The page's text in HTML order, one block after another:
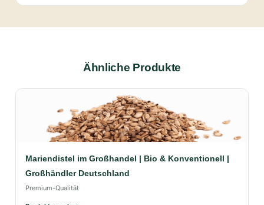
Ähnliche Produkte
Mariendistel im Großhandel | Bio & Konventionell |
Großhändler Deutschland
Premium-Qualität